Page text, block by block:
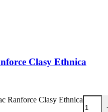
Clasy Ethnica
Ranforce Clasy Ethnica